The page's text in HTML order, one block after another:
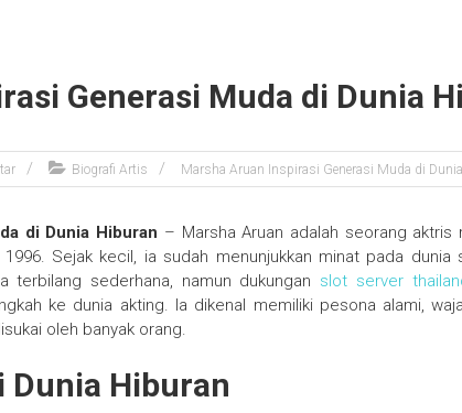
Generasi Muda di Dunia
Biografi Artis Marsha Aruan Inspirasi Generasi Muda di
di Dunia Hiburan – Marsha Aruan adalah seorang aktris
Sejak kecil, ia sudah menunjukkan minat pada dunia
terbilang sederhana, namun dukungan slot server
ke dunia akting. Ia dikenal memiliki pesona alami,
oleh banyak orang.
Dunia Hiburan